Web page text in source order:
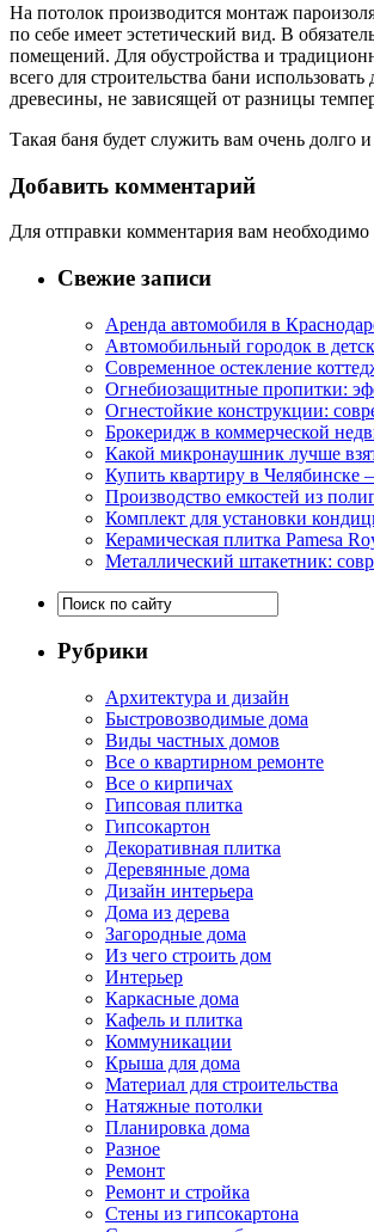
На потолок производится монтаж
по себе имеет эстетический вид. В
помещений. Для обустройства и
всего для строительства бани
древесины, не зависящей от разницы
Такая баня будет служить вам очень долго
Добавить комментарий
Для отправки комментария вам необходимо
Свежие записи
Аренда автомобиля в
Автомобильный городок в
Современное остекление
Огнебиозащитные пропитки:
Огнестойкие конструкции:
Брокеридж в коммерческой
Какой микронаушник лучше
Купить квартиру в
Производство емкостей из
Комплект для установки
Керамическая плитка Pamesa
Металлический штакетник:
Рубрики
Архитектура и дизайн
Быстровозводимые дома
Виды частных домов
Все о квартирном ремонте
Все о кирпичах
Гипсовая плитка
Гипсокартон
Декоративная плитка
Деревянные дома
Дизайн интерьера
Дома из дерева
Загородные дома
Из чего строить дом
Интерьер
Каркасные дома
Кафель и плитка
Коммуникации
Крыша для дома
Материал для строительства
Натяжные потолки
Планировка дома
Разное
Ремонт
Ремонт и стройка
Стены из гипсокартона